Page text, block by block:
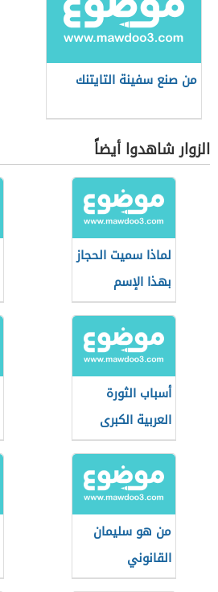
من صنع سفينة التايتنك
الزوار شاهدوا أيضاً
لماذا سميت الحجاز
بهذا الإسم
أسباب الثورة
العربية الكبرى
من هو سليمان
القانوني